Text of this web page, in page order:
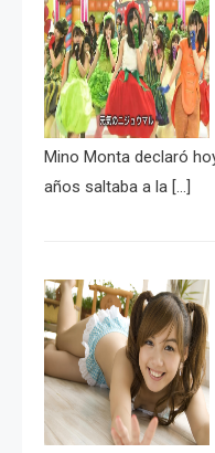
Mino Monta declaró
años saltaba a la […]